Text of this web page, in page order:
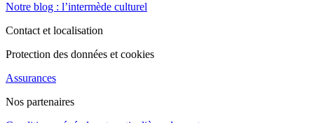
Notre blog : l’intermède culturel
Contact et localisation
Protection des données et cookies
Assurances
Nos partenaires